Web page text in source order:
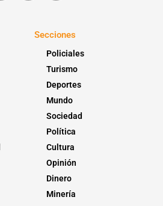
Secciones
Policiales
Turismo
Deportes
Mundo
Sociedad
Política
Cultura
Opinión
Dinero
Minería